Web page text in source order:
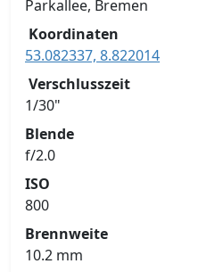
Parkallee, Bremen
Koordinaten
53.082337, 8.822014
Verschlusszeit
1/30"
Blende
f/2.0
ISO
800
Brennweite
10.2 mm